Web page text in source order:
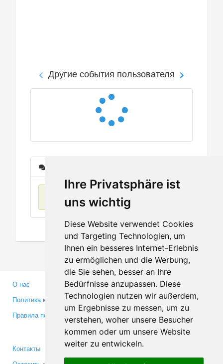
Ihre Privatsphäre ist
uns wichtig
Diese Website verwendet Cookies
und Targeting Technologien, um
Ihnen ein besseres Internet-Erlebnis
zu ermöglichen und die Werbung,
die Sie sehen, besser an Ihre
Bedürfnisse anzupassen. Diese
Technologien nutzen wir außerdem,
um Ergebnisse zu messen, um zu
verstehen, woher unsere Besucher
kommen oder um unsere Website
weiter zu entwickeln.
Другие события пользователя
О нас
Политика конфиденциальности
Правила пользования
Партнерам
Инвесторам
Медиа
Контакты
Facebook